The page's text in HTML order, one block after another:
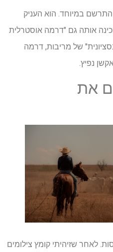
במיוחד. הוא העניק
של 4 כוכבים, וכינה אותה גם "דרמה אוסטרלית
של מריבות, דרמה
נפיץ.
את
לאחר שזיהיתי קומץ צילומים